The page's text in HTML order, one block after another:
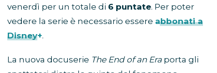
venerdì per un totale di 6 puntate. Per poter
vedere la serie è necessario essere abbonati a
Disney+.
La nuova docuserie The End of an Era porta gli